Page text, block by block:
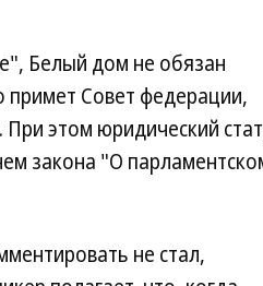
Белый дом не обязан
примет Совет федерации,
этом юридический
закона "О
не стал,